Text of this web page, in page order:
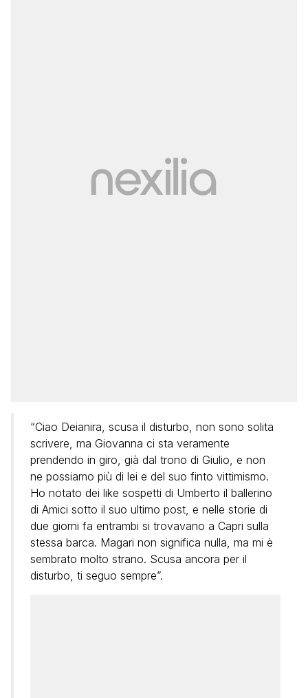
“Ciao Deianira, scusa il disturbo, non sono solita
scrivere, ma Giovanna ci sta veramente
prendendo in giro, già dal trono di Giulio, e non
ne possiamo più di lei e del suo finto vittimismo.
Ho notato dei like sospetti di Umberto il ballerino
di Amici sotto il suo ultimo post, e nelle storie di
due giorni fa entrambi si trovavano a Capri sulla
stessa barca. Magari non significa nulla, ma mi è
sembrato molto strano. Scusa ancora per il
disturbo, ti seguo sempre”.